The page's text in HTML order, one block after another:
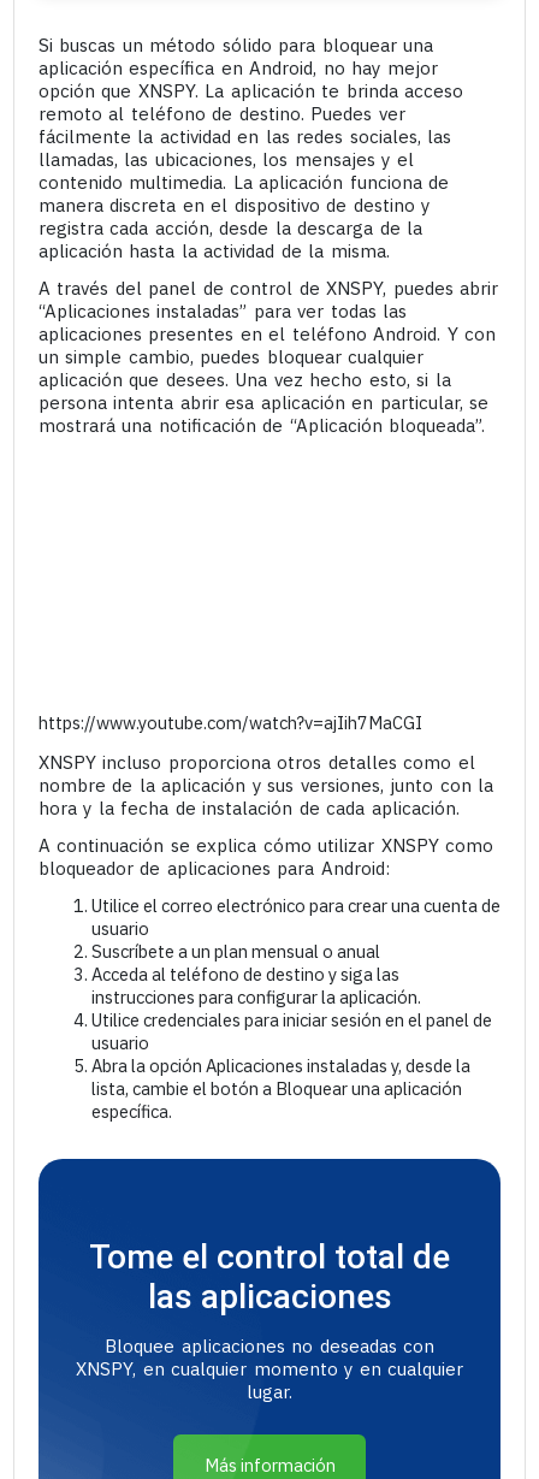
Si buscas un método sólido para bloquear una
aplicación específica en Android, no hay mejor
opción que XNSPY. La aplicación te brinda acceso
remoto al teléfono de destino. Puedes ver
fácilmente la actividad en las redes sociales, las
llamadas, las ubicaciones, los mensajes y el
contenido multimedia. La aplicación funciona de
manera discreta en el dispositivo de destino y
registra cada acción, desde la descarga de la
aplicación hasta la actividad de la misma.
A través del panel de control de XNSPY, puedes abrir
“Aplicaciones instaladas” para ver todas las
aplicaciones presentes en el teléfono Android. Y con
un simple cambio, puedes bloquear cualquier
aplicación que desees. Una vez hecho esto, si la
persona intenta abrir esa aplicación en particular, se
mostrará una notificación de “Aplicación bloqueada”.
https://www.youtube.com/watch?v=ajIih7MaCGI
XNSPY incluso proporciona otros detalles como el
nombre de la aplicación y sus versiones, junto con la
hora y la fecha de instalación de cada aplicación.
A continuación se explica cómo utilizar XNSPY como
bloqueador de aplicaciones para Android:
Utilice el correo electrónico para crear una cuenta de
usuario
Suscríbete a un plan mensual o anual
Acceda al teléfono de destino y siga las
instrucciones para configurar la aplicación.
Utilice credenciales para iniciar sesión en el panel de
usuario
Abra la opción Aplicaciones instaladas y, desde la
lista, cambie el botón a Bloquear una aplicación
específica.
Tome el control total de
las aplicaciones
Bloquee aplicaciones no deseadas con
XNSPY, en cualquier momento y en cualquier
lugar.
Más información